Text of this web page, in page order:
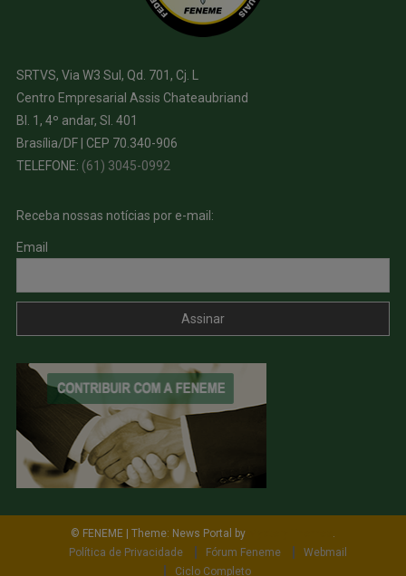
SRTVS, Via W3 Sul, Qd. 701, Cj. L
Centro Empresarial Assis Chateaubriand
Bl. 1, 4º andar, Sl. 401
Brasília/DF | CEP 70.340-906
TELEFONE: (61) 3045-0992
Receba nossas notícias por e-mail:
Email
© FENEME Theme: News Portal by
.
Política de Privacidade
Fórum Feneme
Webmail
Ciclo Completo